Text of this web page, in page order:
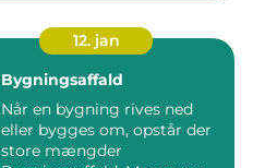
12. jan
Bygningsaffald
Når en bygning rives ned
eller bygges om, opstår der
store mængder